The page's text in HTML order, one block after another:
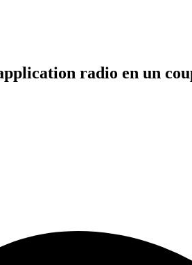
radio en un